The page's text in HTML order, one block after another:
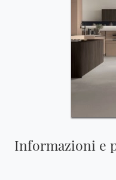
Informazioni e